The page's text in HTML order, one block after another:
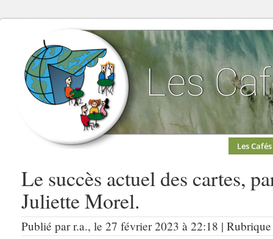
Les Cafés
Le succès actuel des cartes,
Juliette Morel.
Publié par r.a., le 27 février 2023 à 22:18 |